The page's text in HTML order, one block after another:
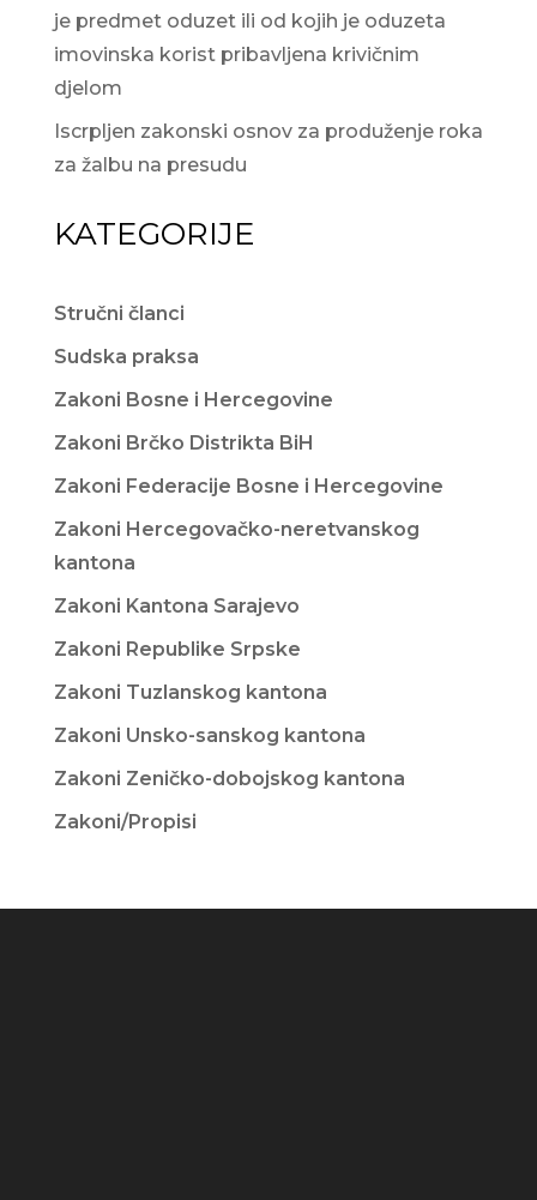
je predmet oduzet ili od kojih je oduzeta
imovinska korist pribavljena krivičnim
djelom
Iscrpljen zakonski osnov za produženje roka
za žalbu na presudu
KATEGORIJE
Stručni članci
Sudska praksa
Zakoni Bosne i Hercegovine
Zakoni Brčko Distrikta BiH
Zakoni Federacije Bosne i Hercegovine
Zakoni Hercegovačko-neretvanskog
kantona
Zakoni Kantona Sarajevo
Zakoni Republike Srpske
Zakoni Tuzlanskog kantona
Zakoni Unsko-sanskog kantona
Zakoni Zeničko-dobojskog kantona
Zakoni/Propisi